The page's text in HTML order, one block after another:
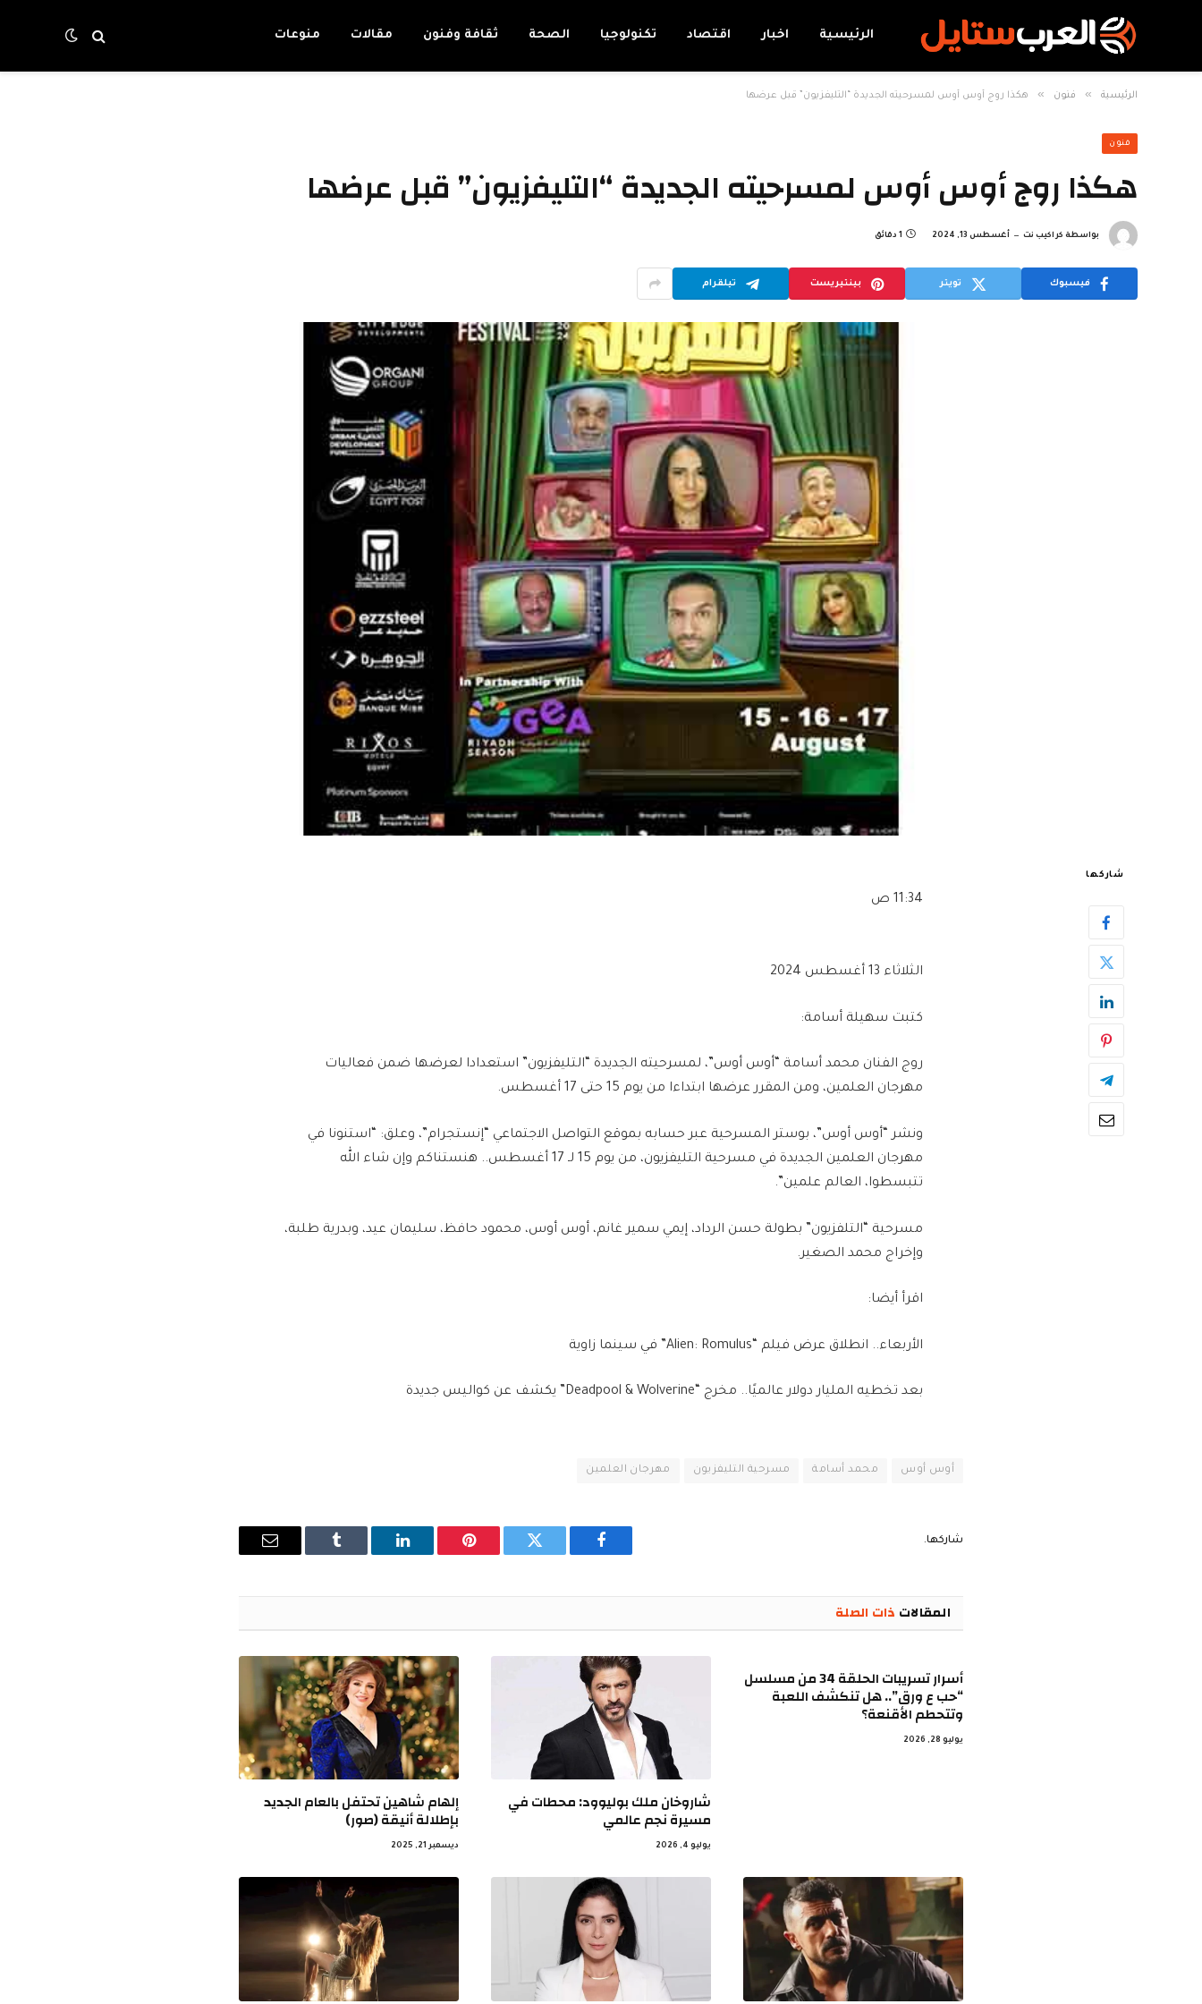
الرئيسية اخبار اقتصاد تكنولوجيا الصحة ثقافة وفنون مقالات منوعات
الرئيسية » فنون » هكذا روج أوس أوس لمسرحيته الجديدة “التليفزيون” قبل عرضها
فنون
هكذا روج أوس أوس لمسرحيته الجديدة “التليفزيون” قبل عرضها
بواسطة كراكيب نت أغسطس 13, 2024 1 دقائق
فيسبوك تويتر بينتيريست تيلقرام
شاركها
11:34 ص
الثلاثاء 13 أغسطس 2024
كتبت سهيلة أسامة:
روج الفنان محمد أسامة “أوس أوس”، لمسرحيته الجديدة “التليفزيون” استعدادا لعرضها ضمن فعاليات
مهرجان العلمين، ومن المقرر عرضها ابتداءا من يوم 15 حتى 17 أغسطس.
ونشر “أوس أوس”، بوستر المسرحية عبر حسابه بموقع التواصل الاجتماعي “إنستجرام”، وعلق: “استنونا في
مهرجان العلمين الجديدة في مسرحية التليفزيون، من يوم 15 لـ 17 أغسطس.. هنستناكم وإن شاء الله
تتبسطوا، العالم علمين”.
مسرحية “التلفزيون” بطولة حسن الرداد، إيمي سمير غانم، أوس أوس، محمود حافظ، سليمان عيد، وبدرية طلبة،
وإخراج محمد الصغير.
اقرأ أيضا:
الأربعاء.. انطلاق عرض فيلم “Alien: Romulus” في سينما زاوية
بعد تخطيه المليار دولار عالميًا.. مخرج “Deadpool & Wolverine” يكشف عن كواليس جديدة
أوس أوس محمد أسامة مسرحية التليفزيون مهرجان العلمين
شاركها.
فيسبوك تويتر بينتيريستلينكدإن Tumblr
البريد
المقالات ذات الصلة
أسرار تسريبات الحلقة 34 من مسلسل
“حب ع ورق”.. هل تنكشف اللعبة
وتتحطم الأقنعة؟
يوليو 28, 2026
شاروخان ملك بوليوود: محطات في
مسيرة نجم عالمي
يوليو 4, 2026
إلهام شاهين تحتفل بالعام الجديد
بإطلالة أنيقة (صور)
ديسمبر 21, 2025